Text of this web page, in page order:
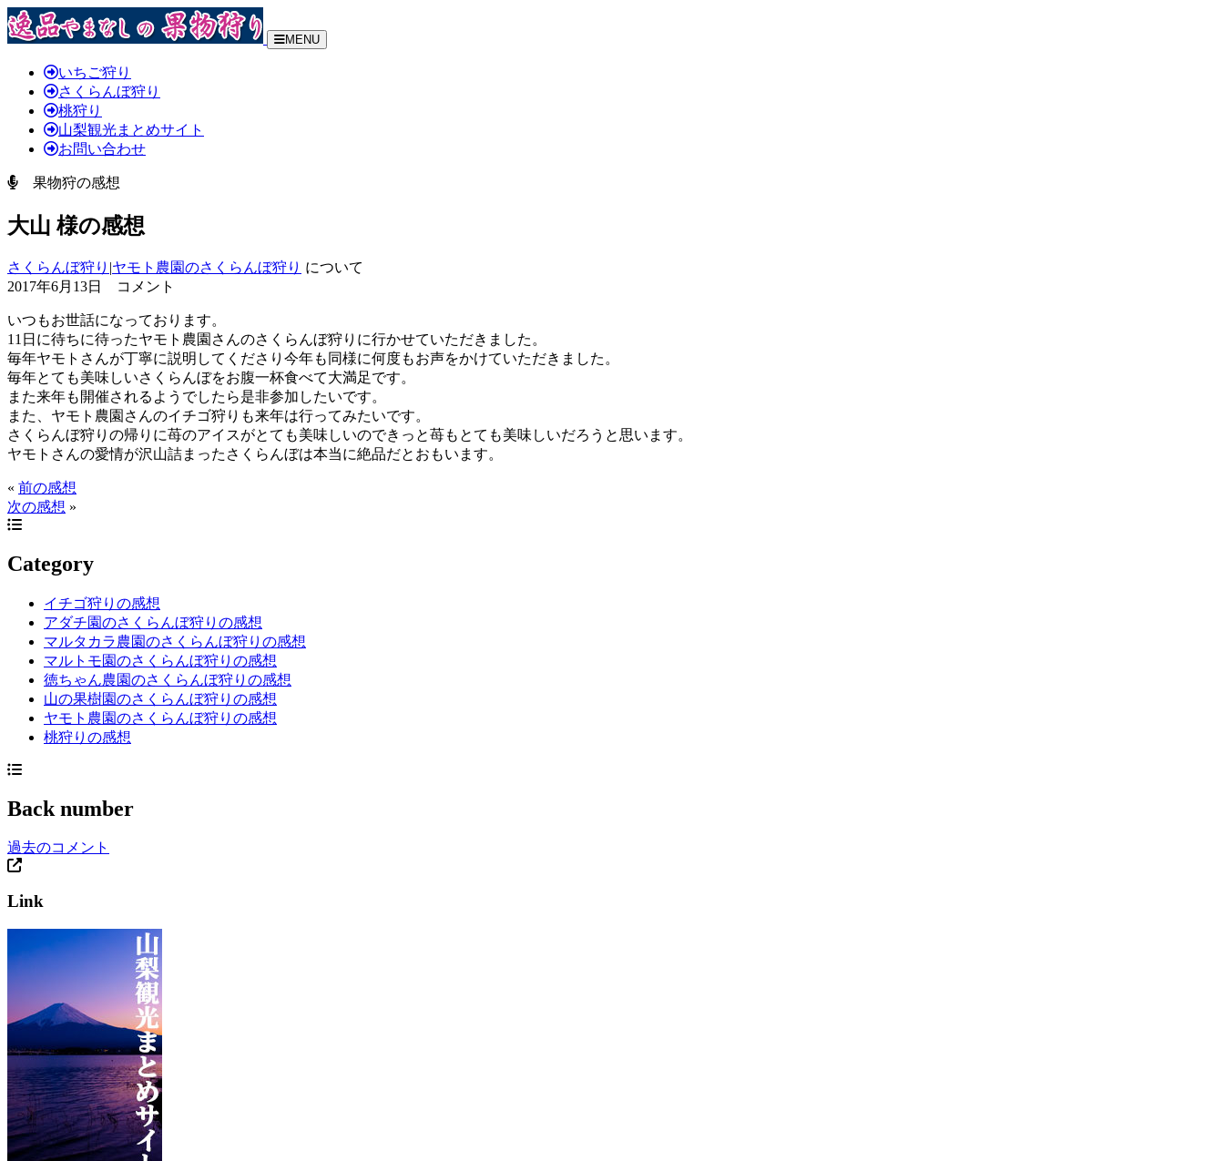
MENU
いちご狩り
さくらんぼ狩り
桃狩り
山梨観光まとめサイト
お問い合わせ
果物狩の感想
大山 様の感想
さくらんぼ狩り |ヤモト農園のさくらんぼ狩り について
2017年6月13日 コメント
いつもお世話になっております。
11日に待ちに待ったヤモト農園さんのさくらんぼ狩りに行かせていただきました。
毎年ヤモトさんが丁寧に説明してくださり今年も同様に何度もお声をかけていただきました。
毎年とても美味しいさくらんぼをお腹一杯食べて大満足です。
また来年も開催されるようでしたら是非参加したいです。
また、ヤモト農園さんのイチゴ狩りも来年は行ってみたいです。
さくらんぼ狩りの帰りに苺のアイスがとても美味しいのできっと苺もとても美味しいだろうと思います。
ヤモトさんの愛情が沢山詰まったさくらんぼは本当に絶品だとおもいます。
« 前の感想
次の感想 »
Category
イチゴ狩りの感想
アダチ園のさくらんぼ狩りの感想
マルタカラ農園のさくらんぼ狩りの感想
マルトモ園のさくらんぼ狩りの感想
徳ちゃん農園のさくらんぼ狩りの感想
山の果樹園のさくらんぼ狩りの感想
ヤモト農園のさくらんぼ狩りの感想
桃狩りの感想
Back number
過去のコメント
Link